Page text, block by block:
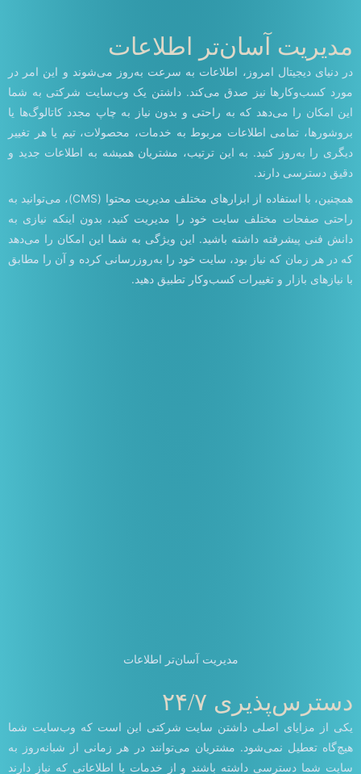
مدیریت آسان‌تر اطلاعات
در دنیای دیجیتال امروز، اطلاعات به سرعت به‌روز می‌شوند و این امر در
مورد کسب‌وکارها نیز صدق می‌کند. داشتن یک وب‌سایت شرکتی به شما
این امکان را می‌دهد که به راحتی و بدون نیاز به چاپ مجدد کاتالوگ‌ها یا
بروشورها، تمامی اطلاعات مربوط به خدمات، محصولات، تیم یا هر تغییر
دیگری را به‌روز کنید. به این ترتیب، مشتریان همیشه به اطلاعات جدید و
دقیق دسترسی دارند.
همچنین، با استفاده از ابزارهای مختلف مدیریت محتوا (CMS)، می‌توانید به
راحتی صفحات مختلف سایت خود را مدیریت کنید، بدون اینکه نیازی به
دانش فنی پیشرفته داشته باشید. این ویژگی به شما این امکان را می‌دهد
که در هر زمان که نیاز بود، سایت خود را به‌روزرسانی کرده و آن را مطابق
با نیازهای بازار و تغییرات کسب‌وکار تطبیق دهید.
مدیریت آسان‌تر اطلاعات
دسترس‌پذیری ۲۴/۷
یکی از مزایای اصلی داشتن سایت شرکتی این است که وب‌سایت شما
هیچ‌گاه تعطیل نمی‌شود. مشتریان می‌توانند در هر زمانی از شبانه‌روز به
سایت شما دسترسی داشته باشند و از خدمات یا اطلاعاتی که نیاز دارند